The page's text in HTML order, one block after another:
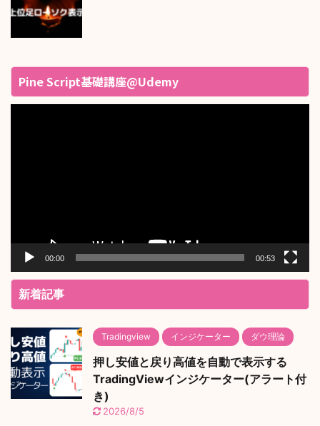
Pine Script基礎講座@Udemy
00:00 00:53
新着記事
Tradingview インジケーター ダウ理論
押し安値と戻り高値を自動で表示する
TradingViewインジケーター(アラート付
き)
2026/8/5